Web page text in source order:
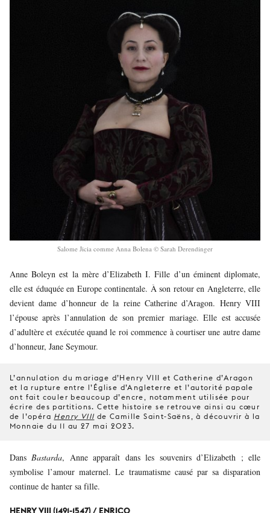
Salome Jicia comme Anna Bolena © Sarah Derendinger
Anne Boleyn est la mère d’Elizabeth I. Fille d’un éminent diplomate,
elle est éduquée en Europe continentale. À son retour en Angleterre, elle
devient dame d’honneur de la reine Catherine d’Aragon. Henry VIII
l’épouse après l’annulation de son premier mariage. Elle est accusée
d’adultère et exécutée quand le roi commence à courtiser une autre dame
d’honneur, Jane Seymour.
L’annulation du mariage d’Henry VIII et Catherine d’Aragon
et la rupture entre l’Église d’Angleterre et l’autorité papale
ont fait couler beaucoup d’encre, notamment utilisée pour
écrire des partitions. Cette histoire se retrouve ainsi au cœur
de l’opéra Henry VIII de Camille Saint-Saëns, à découvrir à la
Monnaie du 11 au 27 mai 2023.
DansBastarda, Anne apparaît dans les souvenirs d’Elizabeth ; elle
symbolise l’amour maternel. Le traumatisme causé par sa disparation
continue de hanter sa fille.
HENRY VIII (1491-1547) / ENRICO